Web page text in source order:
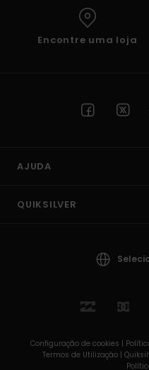
Encontre uma loja
AJUDA
QUIKSILVER
Configuração de cookies |
Termos de Utilizaçâo |